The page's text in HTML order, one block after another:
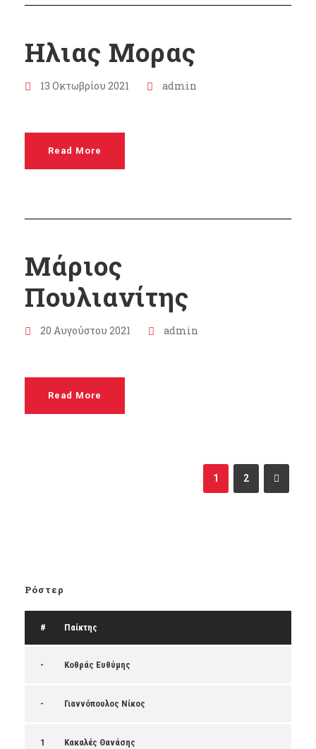
Ηλιας Μορας
13 Οκτωβρίου 2021 admin
Read More
Μάριος
Πουλιανίτης
20 Αυγούστου 2021 admin
Read More
1 2
Ρόστερ
# Παίκτης
- Κοθράς Ευθύμης
- Γιαννόπουλος Νίκος
1 Κακαλές Θανάσης